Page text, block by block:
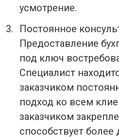
усмотрение.
Постоянное
Предоставление
под ключ
Специалист
заказчиком
подход ко всем
заказчиком
способствует более